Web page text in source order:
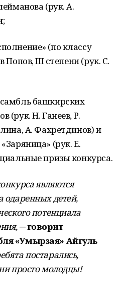
(рук. А.
(по классу
Попов, III степени (рук. С.
башкирских
(рук. Н. Ганеев, Р.
А. Фахретдинов) и
(рук. Е.
призы конкурса.
являются
одаренных детей,
потенциала
─говорит
«Умырзая» Айгуль
постарались,
просто молодцы!